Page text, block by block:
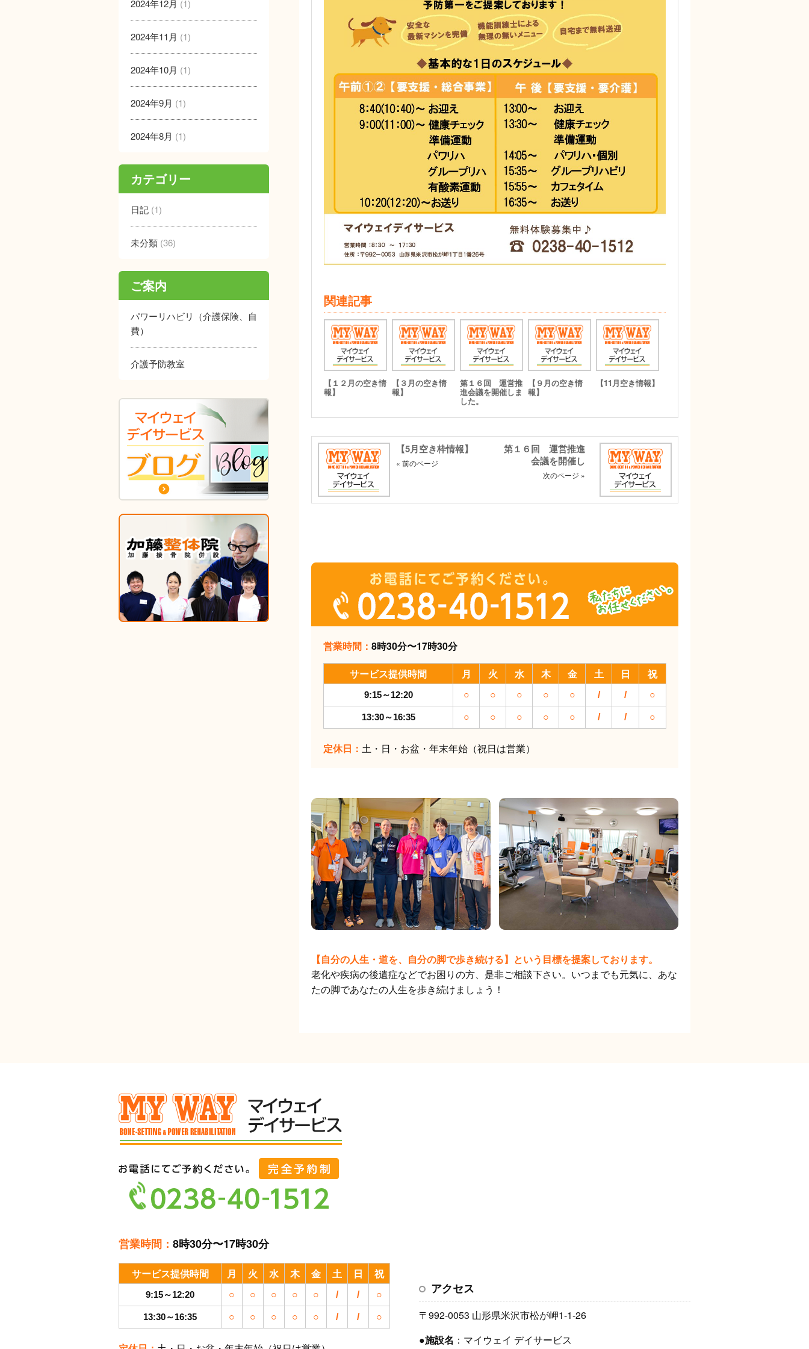
関連記事
【１２月の空き情
報】
【３月の空き情
報】
第１６回 運営推
進会議を開催しま
した。
【９月の空き情
報】
【11月空き情報】
【5月空き枠情報】
« 前のページ
第１６回 運営推進
会議を開催し
次のページ »
営業時間： 8時30分〜17時30分
サービス提供時間
月 火 水 木 金 土 日 祝
9:15～12:20 ○ ○ ○ ○ ○ / / ○
13:30～16:35 ○ ○ ○ ○ ○ / / ○
定休日： 土・日・お盆・年末年始（祝日は営業）
【自分の人生・道を、自分の脚で歩き続ける】という目標を提案しております。
老化や疾病の後遺症などでお困りの方、是非ご相談下さい。いつまでも元気に、あな
たの脚であなたの人生を歩き続けましょう！
2024年12月 (1)
2024年11月 (1)
2024年10月 (1)
2024年9月 (1)
2024年8月 (1)
カテゴリー
日記 (1)
未分類 (36)
ご案内
パワーリハビリ（介護保険、自
費）
介護予防教室
営業時間： 8時30分〜17時30分
サービス提供時間 月 火 水 木 金 土 日 祝
9:15～12:20 ○ ○ ○ ○ ○ / / ○
13:30～16:35 ○ ○ ○ ○ ○ / / ○
アクセス
〒992-0053 山形県米沢市松が岬1-1-26
●施設名 ：マイウェイ デイサービス